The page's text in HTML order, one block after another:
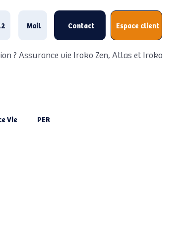
? Assurance vie Iroko Zen, Atlas et Iroko
Mail Contact Espace client
Vie PER